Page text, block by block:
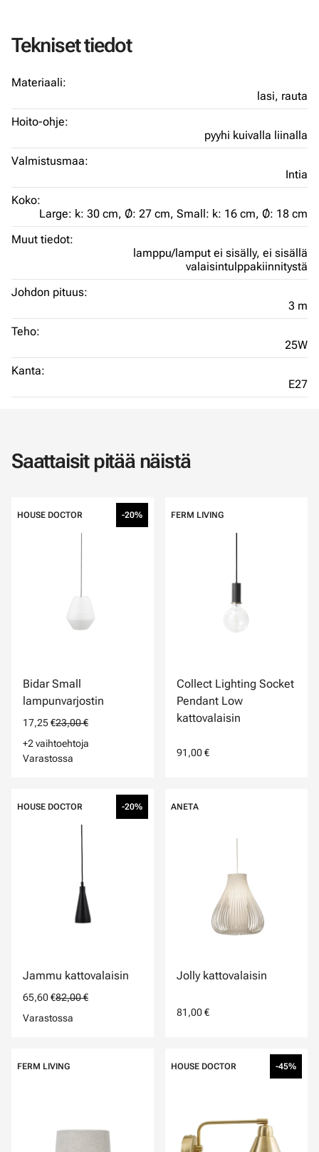
Tekniset tiedot
Materiaali:
lasi, rauta
Hoito-ohje:
pyyhi kuivalla liinalla
Valmistusmaa:
Intia
Koko:
Large: k: 30 cm, Ø: 27 cm, Small: k: 16 cm, Ø: 18 cm
Muut tiedot:
lamppu/lamput ei sisälly, ei sisällä
valaisintulppakiinnitystä
Johdon pituus:
3 m
Teho:
25W
Kanta:
E27
Saattaisit pitää näistä
HOUSE DOCTOR -20%
Bidar Small
lampunvarjostin
17,25 €23,00 €
+2 vaihtoehtoja
Varastossa
FERM LIVING
Collect Lighting Socket
Pendant Low
kattovalaisin
91,00 €
HOUSE DOCTOR -20%
Jammu kattovalaisin
65,60 €82,00 €
Varastossa
ANETA
Jolly kattovalaisin
81,00 €
FERM LIVING HOUSE DOCTOR -45%